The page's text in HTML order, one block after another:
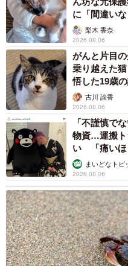
竹中 友一（RinToris）
2026.08.06
誰も求めて
な挨拶」や
やめられな
まいどなデー
自転車通行
中、小学生
法違反でし
説】長澤 芳子
タイの電車
も、妊娠、
ものが！？
中将 タカノリ
2026.08.06
【物価高が
数 新幹線・